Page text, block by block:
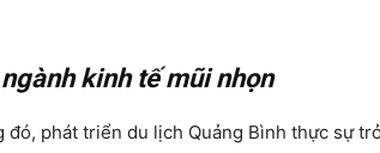
kinh tế mũi nhọn
phát triển du lịch Quảng Bình thực sự